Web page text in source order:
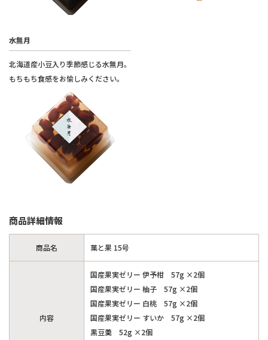
水無月
北海道産小豆入り季節感じる水無月。
もちもち食感をお愉しみください。
商品詳細情報
商品名 菓と果 15号
内容
国産果実ゼリー 伊予柑 57g ×2個
国産果実ゼリー 柚子 57g ×2個
国産果実ゼリー 白桃 57g ×2個
国産果実ゼリー すいか 57g ×2個
黒豆羮 52g ×2個